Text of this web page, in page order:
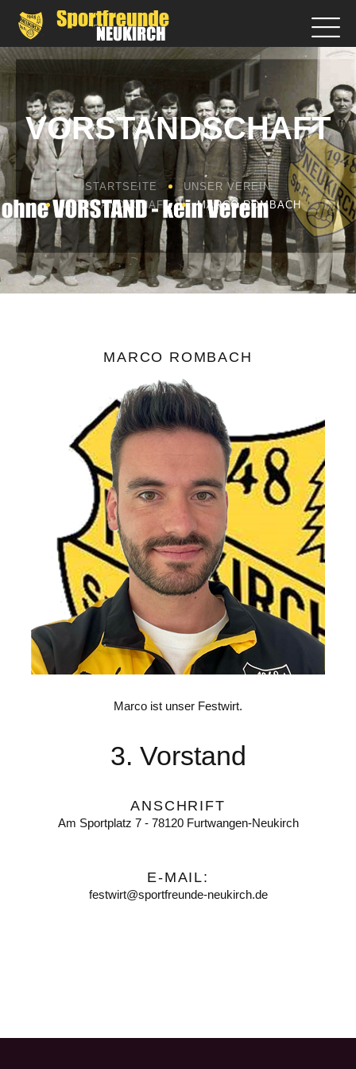
VORSTANDSCHAFT
STARTSEITE
UNSER VEREIN
VORSTANDSCHAFT
MARCO ROMBACH
MARCO ROMBACH
Marco ist unser Festwirt.
3. Vorstand
ANSCHRIFT
Am Sportplatz 7 - 78120 Furtwangen-Neukirch
E-MAIL:
festwirt@sportfreunde-neukirch.de